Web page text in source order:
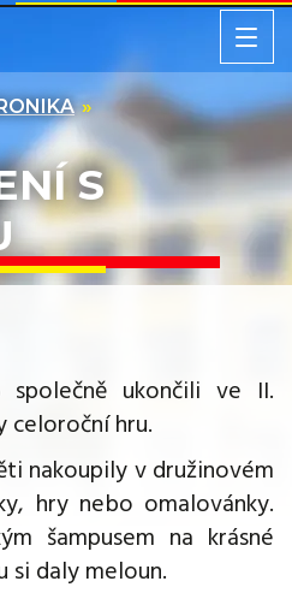
S
ukončili ve II.
celoroční hru.
nakoupily v družinovém
hry nebo omalovánky.
šampusem na krásné
si daly meloun.